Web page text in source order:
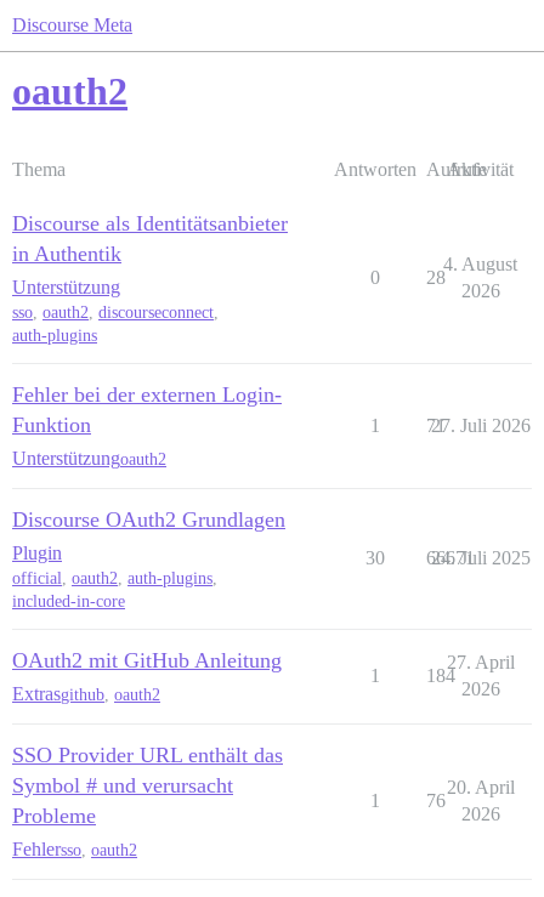
Discourse Meta
oauth2
Thema Antworten Aufrufe
Aktivität
Discourse als Identitätsanbieter
in Authentik
Unterstützung
sso, oauth2, discourseconnect,
auth-plugins
0 28
4. August
2026
Fehler bei der externen Login-
Funktion
Unterstützungoauth2
1 71
27. Juli 2026
Discourse OAuth2 Grundlagen
Plugin
official, oauth2, auth-plugins,
included-in-core
30 66671
24. Juli 2025
OAuth2 mit GitHub Anleitung
Extrasgithub oauth2
1 184
27. April
2026
SSO Provider URL enthält das
Symbol # und verursacht
Probleme
Fehlersso oauth2
1 76
20. April
2026